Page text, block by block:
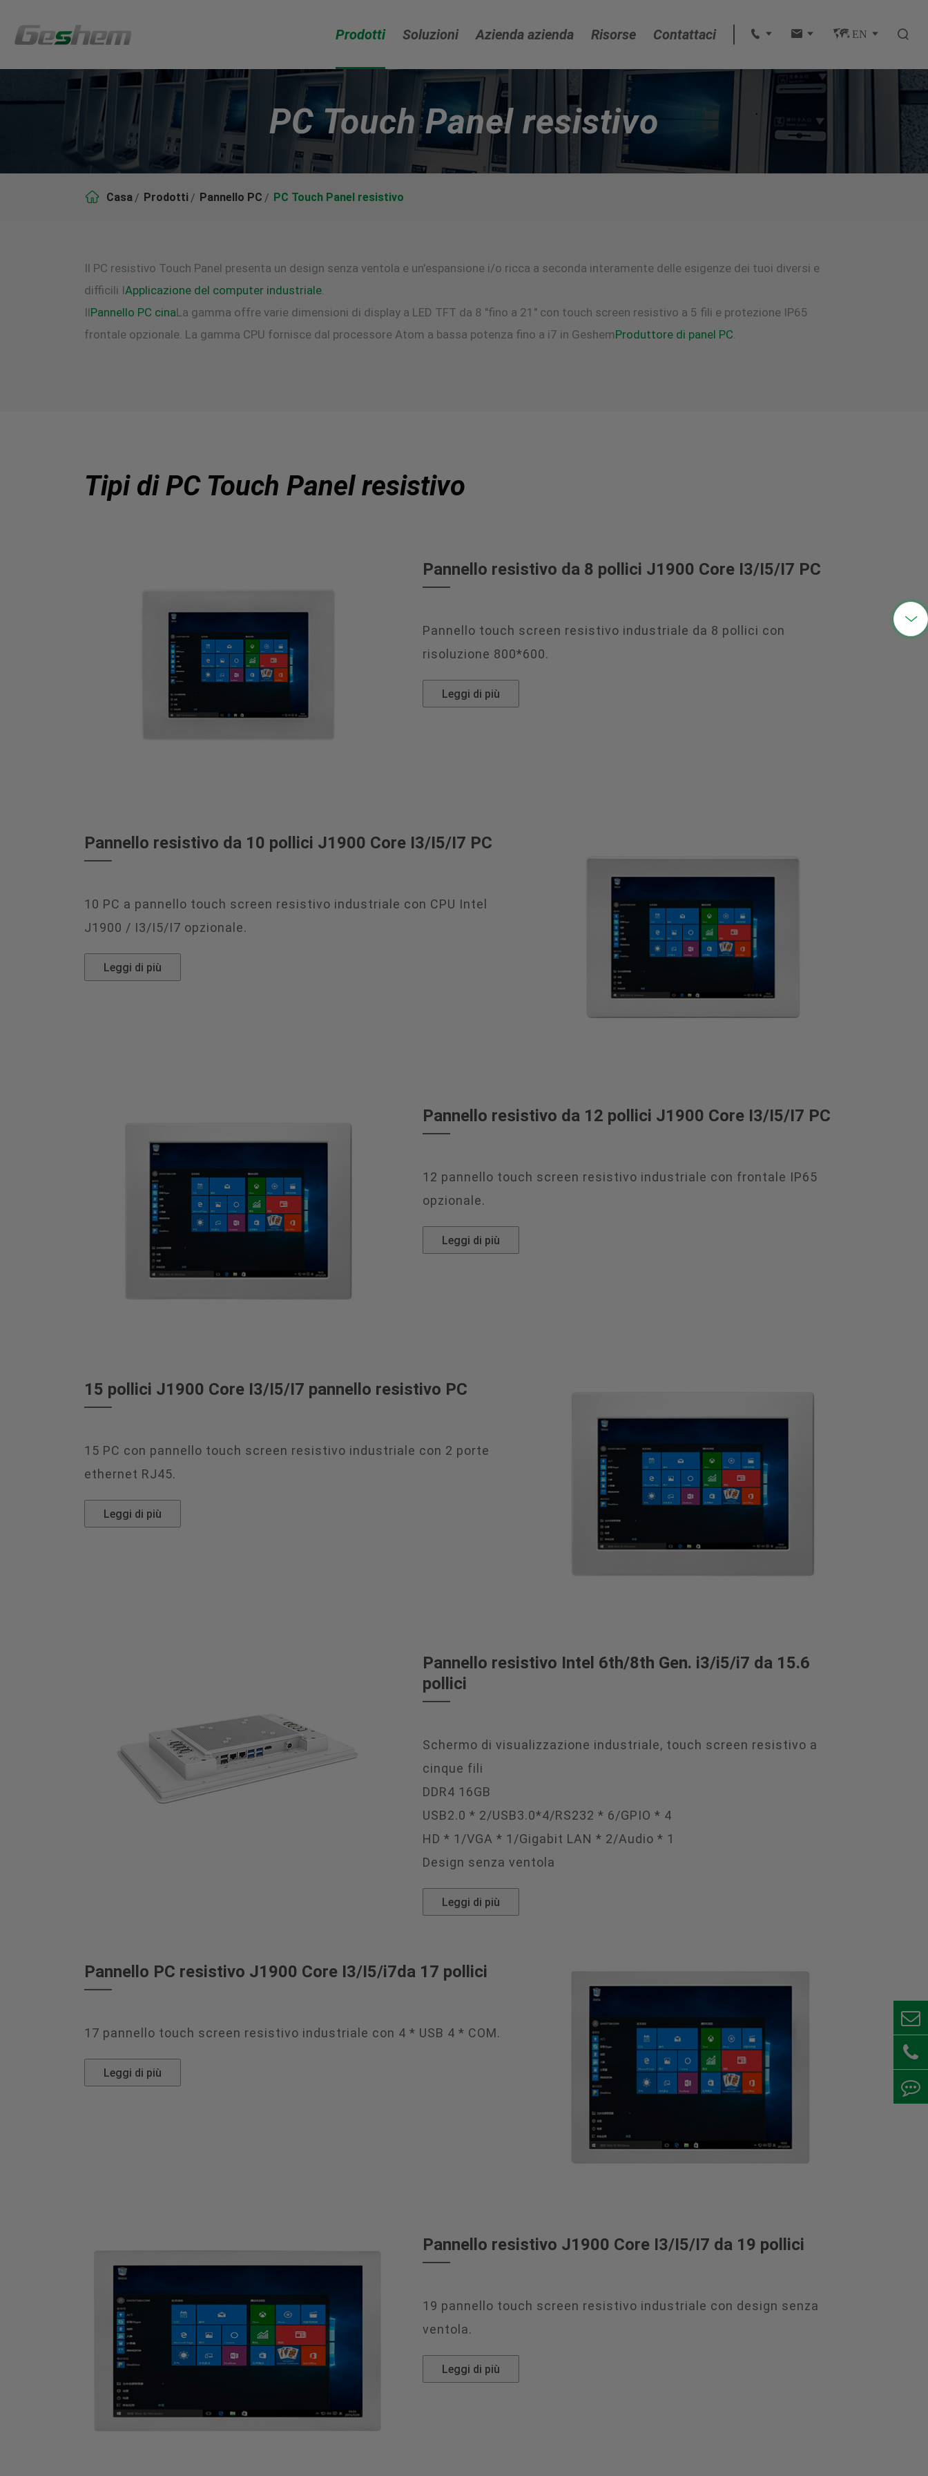
Prodotti Soluzioni Azienda azienda Risorse Contattaci      EN 
English
français
русский
português

PC Touch Panel resistivo
 Casa Prodotti Pannello PC PC Touch Panel resistivo
Il PC resistivo Touch Panel presenta un design senza ventola e un'espansione i/o ricca a seconda interamente delle esigenze dei tuoi diversi e
difficili IApplicazione del computer industriale.
IlPannello PC cinaLa gamma offre varie dimensioni di display a LED TFT da 8 "fino a 21" con touch screen resistivo a 5 fili e protezione IP65
frontale opzionale. La gamma CPU fornisce dal processore Atom a bassa potenza fino a i7 in GeshemProduttore di panel PC.

Tipi di PC Touch Panel resistivo
Pannello resistivo da 8 pollici J1900 Core I3/I5/I7 PC
Pannello touch screen resistivo industriale da 8 pollici con
risoluzione 800*600.
Leggi di più
Pannello resistivo da 10 pollici J1900 Core I3/I5/I7 PC
10 PC a pannello touch screen resistivo industriale con CPU Intel
J1900 / I3/I5/I7 opzionale.
Leggi di più
Pannello resistivo da 12 pollici J1900 Core I3/I5/I7 PC
12 pannello touch screen resistivo industriale con frontale IP65
opzionale.
Leggi di più
15 pollici J1900 Core I3/I5/I7 pannello resistivo PC
15 PC con pannello touch screen resistivo industriale con 2 porte
ethernet RJ45.
Leggi di più
Pannello resistivo Intel 6th/8th Gen. i3/i5/i7 da 15.6
pollici
Schermo di visualizzazione industriale, touch screen resistivo a
cinque fili
DDR4 16GB
USB2.0 * 2/USB3.0*4/RS232 * 6/GPIO * 4
HD * 1/VGA * 1/Gigabit LAN * 2/Audio * 1
Design senza ventola
Leggi di più
Pannello PC resistivo J1900 Core I3/I5/i7da 17 pollici
17 pannello touch screen resistivo industriale con 4 * USB 4 * COM.
Leggi di più
Pannello resistivo J1900 Core I3/I5/I7 da 19 pollici
19 pannello touch screen resistivo industriale con design senza
ventola.
Leggi di più